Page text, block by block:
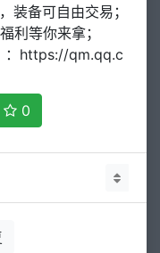
装备可自由交易；
利等你来拿；
：https://qm.qq.c
0